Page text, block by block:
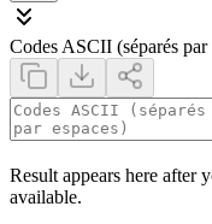
Codes ASCII (séparés par
Result appears here after
available.